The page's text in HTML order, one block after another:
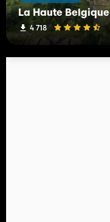
La Haute Belgique
4 718